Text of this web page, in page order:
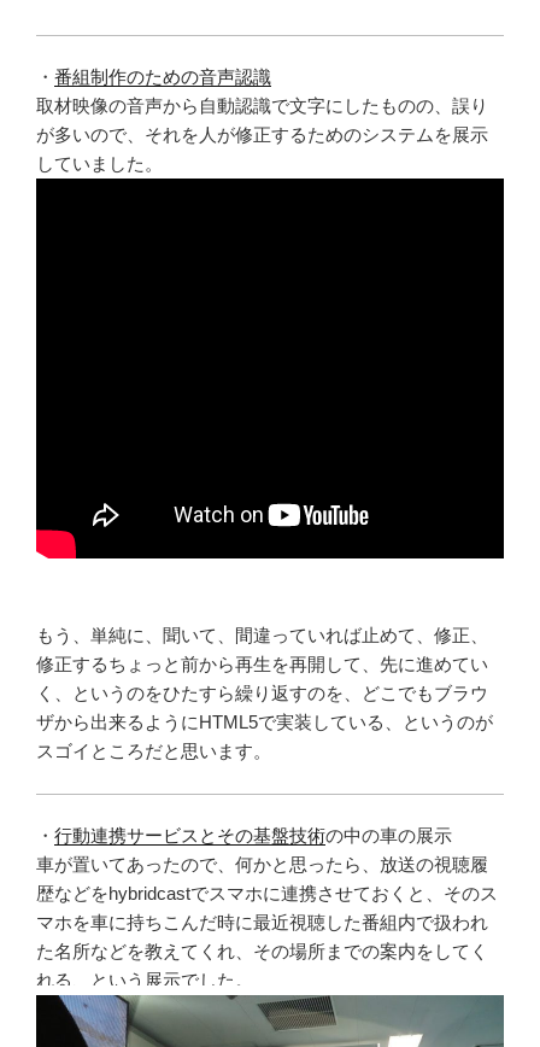
・ 番組制作のための音声認識
取材映像の音声から自動認識で文字にしたものの、誤り
が多いので、それを人が修正するためのシステムを展示
していました。
もう、単純に、聞いて、間違っていれば止めて、修正、
修正するちょっと前から再生を再開して、先に進めてい
く、というのをひたすら繰り返すのを、どこでもブラウ
ザから出来るようにHTML5で実装している、というのが
スゴイところだと思います。
・ 行動連携サービスとその基盤技術の中の車の展示
車が置いてあったので、何かと思ったら、放送の視聴履
歴などをhybridcastでスマホに連携させておくと、そのス
マホを車に持ちこんだ時に最近視聴した番組内で扱われ
た名所などを教えてくれ、その場所までの案内をしてく
れる、という展示でした。